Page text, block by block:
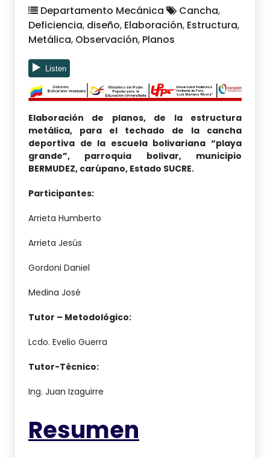
Departamento Mecánica Cancha,
Deficiencia, diseño, Elaboración, Estructura,
Metálica, Observación, Planos
Elaboración de planos, de la estructura
metálica, para el techado de la cancha
deportiva de la escuela bolivariana “playa
grande”, parroquia bolivar, municipio
BERMUDEZ, carúpano, Estado SUCRE.
Participantes:
Arrieta Humberto
Arrieta Jesús
Gordoni Daniel
Medina José
Tutor – Metodológico:
Lcdo. Evelio Guerra
Tutor-Técnico:
Ing. Juan Izaguirre
Resumen